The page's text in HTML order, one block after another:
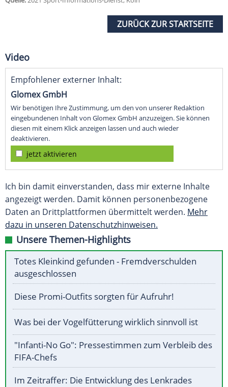
ZURÜCK ZUR STARTSEITE
Video
Empfohlener externer Inhalt:
Glomex GmbH
Wir benötigen Ihre Zustimmung, um den von unserer Redaktion
eingebundenen Inhalt von Glomex GmbH anzuzeigen. Sie können
diesen mit einem Klick anzeigen lassen und auch wieder
deaktivieren.
jetzt aktivieren
Ich bin damit einverstanden, dass mir externe Inhalte
angezeigt werden. Damit können personenbezogene
Daten an Drittplattformen übermittelt werden. Mehr
dazu in unseren Datenschutzhinweisen.
Unsere Themen-Highlights
Totes Kleinkind gefunden - Fremdverschulden
ausgeschlossen
Diese Promi-Outfits sorgten für Aufruhr!
Was bei der Vogelfütterung wirklich sinnvoll ist
"Infanti-No Go": Pressestimmen zum Verbleib des
FIFA-Chefs
Im Zeitraffer: Die Entwicklung des Lenkrades